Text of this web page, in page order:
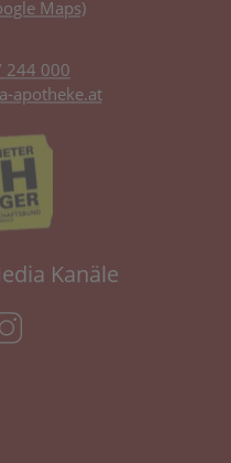
Maps)
244 000
apotheke.at
Kanäle
in neuem Tab)